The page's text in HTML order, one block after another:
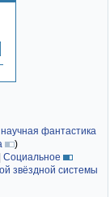
фантастика
)
Социальное
звёздной системы